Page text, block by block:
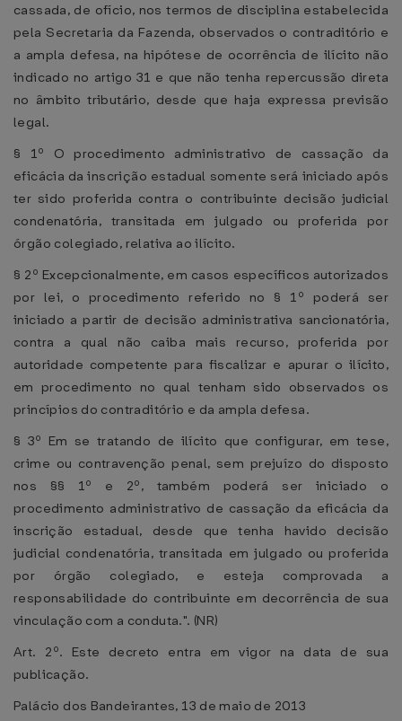
cassada, de ofício, nos termos de disciplina estabelecida
pela Secretaria da Fazenda, observados o contraditório e
a ampla defesa, na hipótese de ocorrência de ilícito não
indicado no artigo 31 e que não tenha repercussão direta
no âmbito tributário, desde que haja expressa previsão
legal.
§ 1º O procedimento administrativo de cassação da
eficácia da inscrição estadual somente será iniciado após
ter sido proferida contra o contribuinte decisão judicial
condenatória, transitada em julgado ou proferida por
órgão colegiado, relativa ao ilícito.
§ 2º Excepcionalmente, em casos específicos autorizados
por lei, o procedimento referido no § 1º poderá ser
iniciado a partir de decisão administrativa sancionatória,
contra a qual não caiba mais recurso, proferida por
autoridade competente para fiscalizar e apurar o ilícito,
em procedimento no qual tenham sido observados os
princípios do contraditório e da ampla defesa.
§ 3º Em se tratando de ilícito que configurar, em tese,
crime ou contravenção penal, sem prejuízo do disposto
nos §§ 1º e 2º, também poderá ser iniciado o
procedimento administrativo de cassação da eficácia da
inscrição estadual, desde que tenha havido decisão
judicial condenatória, transitada em julgado ou proferida
por órgão colegiado, e esteja comprovada a
responsabilidade do contribuinte em decorrência de sua
vinculação com a conduta.". (NR)
Art. 2º. Este decreto entra em vigor na data de sua
publicação.
Palácio dos Bandeirantes, 13 de maio de 2013